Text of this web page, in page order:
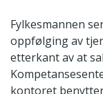
Fylkesmannen
oppfølging av
etterkant av at
kontoret